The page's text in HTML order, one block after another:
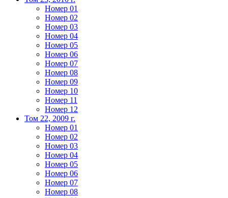
Номер 01
Номер 02
Номер 03
Номер 04
Номер 05
Номер 06
Номер 07
Номер 08
Номер 09
Номер 10
Номер 11
Номер 12
Том 22, 2009 г.
Номер 01
Номер 02
Номер 03
Номер 04
Номер 05
Номер 06
Номер 07
Номер 08